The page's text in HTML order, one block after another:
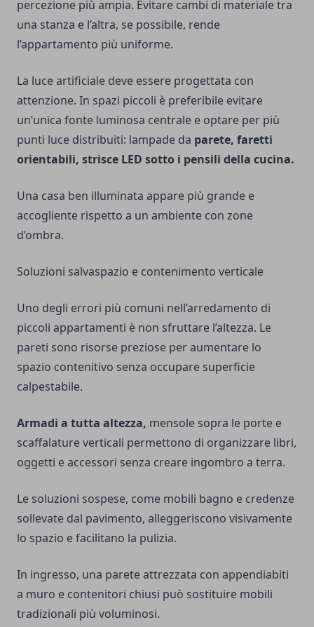
percezione più ampia. Evitare cambi di materiale tra
una stanza e l’altra, se possibile, rende
l’appartamento più uniforme.
La luce artificiale deve essere progettata con
attenzione. In spazi piccoli è preferibile evitare
un’unica fonte luminosa centrale e optare per più
punti luce distribuiti: lampade da parete, faretti
orientabili, strisce LED sotto i pensili della cucina.
Una casa ben illuminata appare più grande e
accogliente rispetto a un ambiente con zone
d’ombra.
Soluzioni salvaspazio e contenimento verticale
Uno degli errori più comuni nell’arredamento di
piccoli appartamenti è non sfruttare l’altezza. Le
pareti sono risorse preziose per aumentare lo
spazio contenitivo senza occupare superficie
calpestabile.
Armadi a tutta altezza, mensole sopra le porte e
scaffalature verticali permettono di organizzare libri,
oggetti e accessori senza creare ingombro a terra.
Le soluzioni sospese, come mobili bagno e credenze
sollevate dal pavimento, alleggeriscono visivamente
lo spazio e facilitano la pulizia.
In ingresso, una parete attrezzata con appendiabiti
a muro e contenitori chiusi può sostituire mobili
tradizionali più voluminosi.